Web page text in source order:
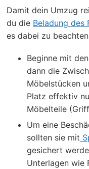
Damit dein Umzug
du die Beladung des
es dabei zu
Beginne mit
dann die
Möbelstücken
Platz effektiv
Möbelteile
Um eine
sollten sie mit
gesichert
Unterlagen wie